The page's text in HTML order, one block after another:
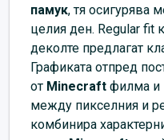
памук, тя осигурява
целия ден. Regular fit
деколте предлагат
Графиката отпред
от Minecraft филма и
между пикселния и
комбинира